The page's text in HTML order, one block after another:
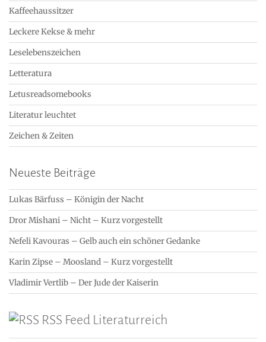
Kaffeehaussitzer
Leckere Kekse & mehr
Leselebenszeichen
Letteratura
Letusreadsomebooks
Literatur leuchtet
Zeichen & Zeiten
Neueste Beiträge
Lukas Bärfuss – Königin der Nacht
Dror Mishani – Nicht – Kurz vorgestellt
Nefeli Kavouras – Gelb auch ein schöner Gedanke
Karin Zipse – Moosland – Kurz vorgestellt
Vladimir Vertlib – Der Jude der Kaiserin
RSS Feed Literaturreich